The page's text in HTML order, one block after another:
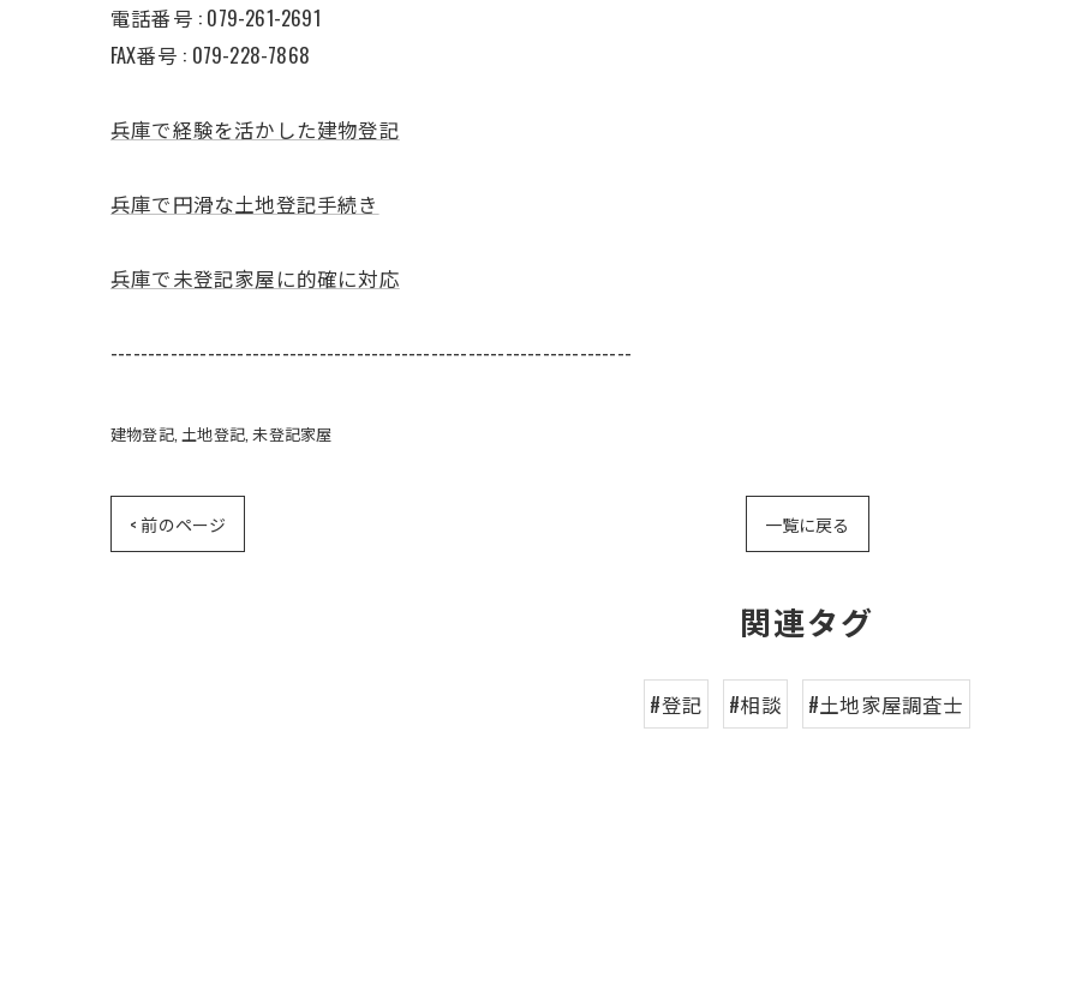
電話番号 : 079-261-2691
FAX番号 : 079-228-7868
兵庫で経験を活かした建物登記
兵庫で円滑な土地登記手続き
兵庫で未登記家屋に的確に対応
----------------------------------------------------------------------
建物登記 土地登記 未登記家屋
< 前のページ 一覧に戻る
関連タグ
#登記 #相談 #土地家屋調査士